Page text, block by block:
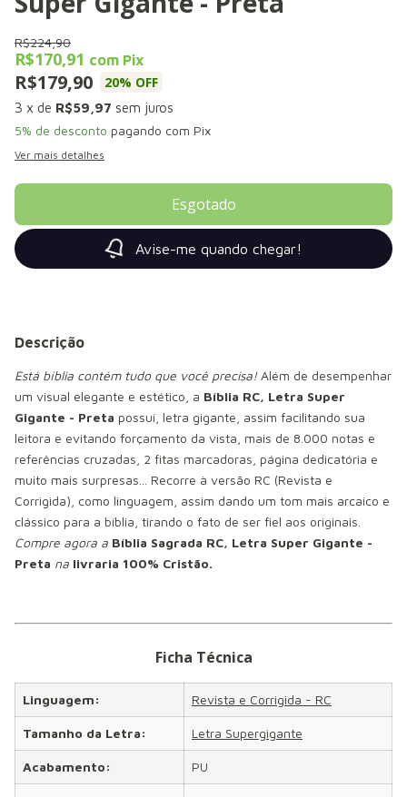
R$224,90
R$179,90 20% OFF
R$170,91 com Pix
3 x de R$59,97 sem juros
5% de desconto pagando com Pix
Ver mais detalhes
Avise-me quando chegar!
Descrição
Está bíblia contém tudo que você precisa!Além de desempenhar
um visual elegante e estético, a Bíblia RC, Letra Super
Gigante - Preta possuí, letra gigante, assim facilitando sua
leitora e evitando forçamento da vista, mais de 8.000 notas e
referências cruzadas, 2 fitas marcadoras, página dedicatória e
muito mais surpresas... Recorre à versão RC (Revista e
Corrigida), como linguagem, assim dando um tom mais arcaico e
clássico para a bíblia, tirando o fato de ser fiel aos originais.
Compre agora a Bíblia Sagrada RC, Letra Super Gigante -
Preta na livraria 100% Cristão.
Ficha Técnica
Linguagem: Revista e Corrigida - RC
Tamanho da Letra: Letra Supergigante
Acabamento: PU